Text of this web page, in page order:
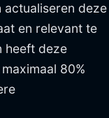
actualiseren deze
en relevant te
heeft deze
80%